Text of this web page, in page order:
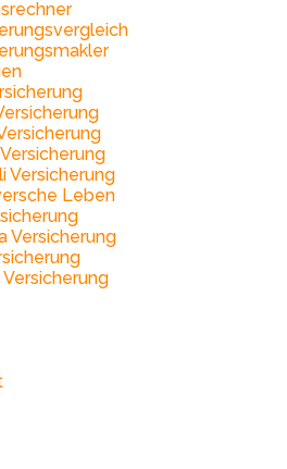
Versicherung
Leben
Versicherung